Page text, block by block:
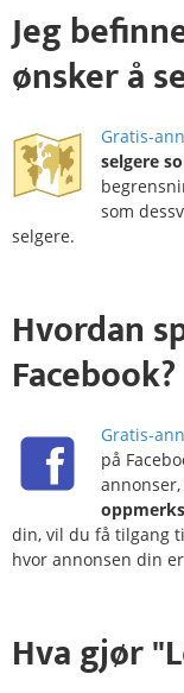
Jeg
ønsker å
Gratis-
selgere
som
selgere.
Hvordan
Facebook?
Gratis-
på
din, vil du få tilgang
hvor annonsen din
Hva gjør